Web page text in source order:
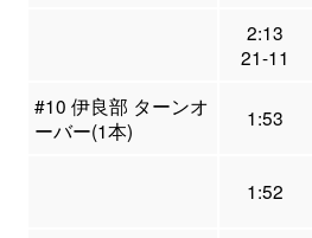
2:13
21-11
#10 伊良部 ターンオ
ーバー(1本)
1:53
1:52